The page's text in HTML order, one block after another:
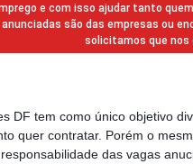
e com isso ajudar tanto
são das empresas ou
solicitamos que
DF tem como único objetivo
quer contratar. Porém o
das vagas